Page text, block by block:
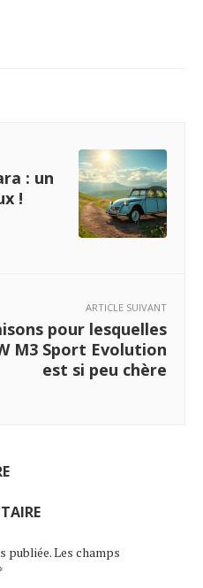
: un
!
ARTICLE SUIVANT
pour lesquelles
M3 Sport Evolution
est si peu chère
publiée.Les champs